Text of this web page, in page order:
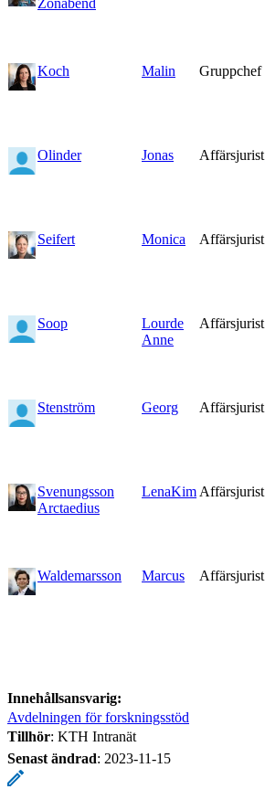
Koch
Malin Gruppchef
Olinder
Jonas Affärsjurist
Seifert
Monica Affärsjurist
Soop
Lourde
Anne
Affärsjurist
Stenström
Georg Affärsjurist
Svenungsson
Arctaedius
LenaKim Affärsjurist
Waldemarsson
Marcus Affärsjurist
Innehållsansvarig:
Avdelningen för forskningsstöd
Tillhör: KTH Intranät
Senast ändrad: 2023-11-15